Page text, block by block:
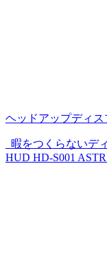
ヘッドアップディス
暇をつくらないデ
HUD HD-S001